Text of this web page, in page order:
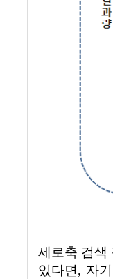
세로축 검색
있다면, 자